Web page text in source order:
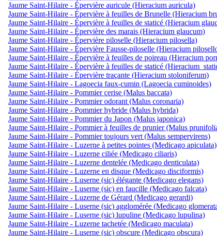
Jaume Saint-Hilaire - Épervière auricule (Hieracium auricula)
Jaume Saint-Hilaire - Épervière à feuilles de Brunelle (Hieracium
Jaume Saint-Hilaire - Épervière à feuilles de staticé (Hieracium
Jaume Saint-Hilaire - Épervière des marais (Hieracium glaucum)
Jaume Saint-Hilaire - Épervière piloselle (Hieracium pilosella)
Jaume Saint-Hilaire - Épervière Fausse-piloselle (Hieracium
Jaume Saint-Hilaire - Épervière à feuilles de poireau (Hieracium
Jaume Saint-Hilaire - Épervière à feuilles de staticé
Jaume Saint-Hilaire - Épervière traçante (Hieracium stoloniferum)
Jaume Saint-Hilaire - Lagoecia faux-cumin (Lagoecia cuminoides)
Jaume Saint-Hilaire - Pommier cerise (Malus baccata)
Jaume Saint-Hilaire - Pommier odorant (Malus coronaria)
Jaume Saint-Hilaire - Pommier hybride (Malus hybrida)
Jaume Saint-Hilaire - Pommier du Japon (Malus japonica)
Jaume Saint-Hilaire - Pommier à feuilles de prunier (Malus
Jaume Saint-Hilaire - Pommier toujours vert (Malus sempervirens)
Jaume Saint-Hilaire - Luzerne à petites pointes (Medicago apiculata)
Jaume Saint-Hilaire - Luzerne ciliée (Medicago ciliaris)
Jaume Saint-Hilaire - Luzerne dentelée (Medicago denticulata)
Jaume Saint-Hilaire - Luzerne en disque (Medicago disciformis)
Jaume Saint-Hilaire - Luserne (sic) élégante (Medicago elegans)
Jaume Saint-Hilaire - Luserne (sic) en faucille (Medicago falcata)
Jaume Saint-Hilaire - Luzerne de Gérard (Medicago gerardi)
Jaume Saint-Hilaire - Luserne (sic) agglomérée (Medicago
Jaume Saint-Hilaire - Luserne (sic) lupuline (Medicago lupulina)
Jaume Saint-Hilaire - Luzerne tachetée (Medicago maculata)
Jaume Saint-Hilaire - Luserne (sic) obscure (Medicago obscura)